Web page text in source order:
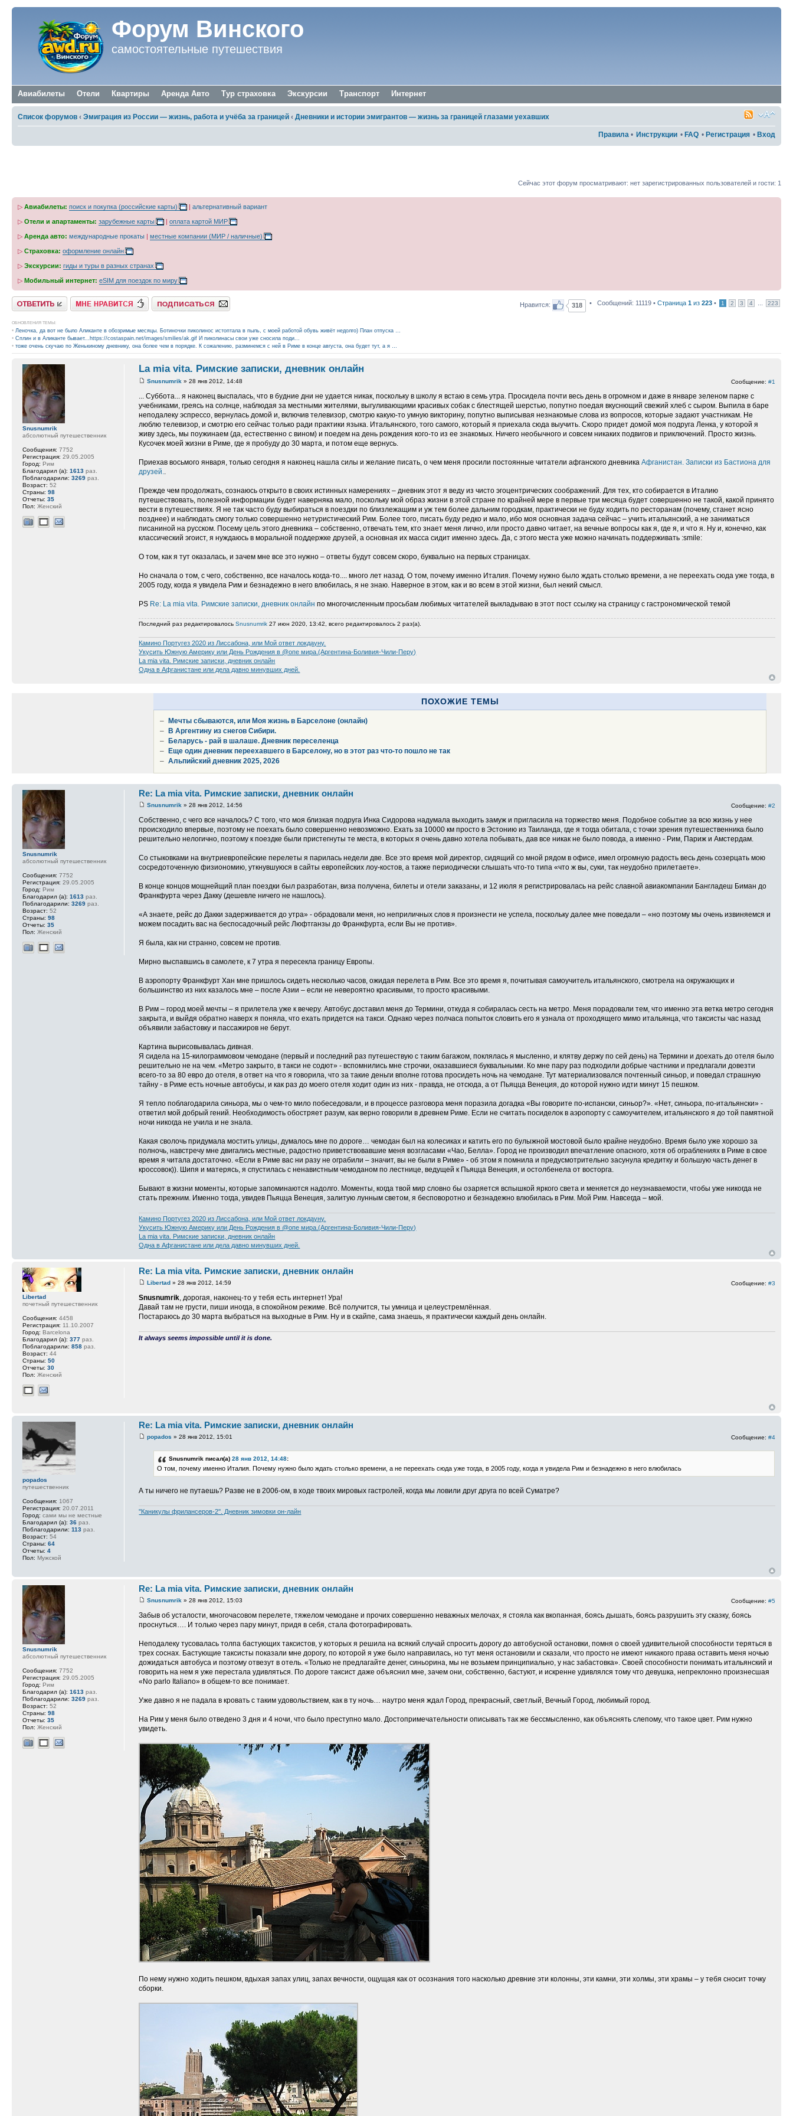
Форум Винского
самостоятельные путешествия
Авиабилеты Отели Квартиры Аренда Авто Тур страховка Экскурсии Транспорт Интернет
Список форумов ‹ Эмиграция из России — жизнь, работа и учёба за границей ‹ Дневники и истории эмигрантов — жизнь за границей глазами уехавших
Правила • Инструкции • FAQ • Регистрация • Вход
Сейчас этот форум просматривают: нет зарегистрированных пользователей и гости: 1
▷ Авиабилеты: поиск и покупка (российские карты) | альтернативный вариант
▷ Отели и апартаменты: зарубежные карты | оплата картой МИР
▷ Аренда авто: международные прокаты | местные компании (МИР / наличные)
▷ Страховка: оформление онлайн
▷ Экскурсии: гиды и туры в разных странах
▷ Мобильный интернет: eSIM для поездок по миру
Ответить Нравится Подписаться на тему
Нравится: 318 • Сообщений: 11119 • Страница 1 из 223 • 1 2 3 4 223
ОБНОВЛЕНИЯ ТЕМЫ:
• Леночка, да вот не было Аликанте в обозримые месяцы. Ботиночки пиколинос истоптала в пыль, с моей работой обувь живёт недолго) План отпуска …
• Сплин и в Аликанте бывает...https://costaspain.net/images/smilies/ak.gif И пиколинасы свои уже сносила поди...
• тоже очень скучаю по Женькиному дневнику, она более чем в порядке. К сожалению, разминемся с ней в Риме в конце августа, она будет тут, а я …
La mia vita. Римские записки, дневник онлайн
Сообщение: #1
Snusnumrik » 28 янв 2012, 14:48
... Суббота... я наконец выспалась, что в будние дни не удается никак, поскольку в школу я встаю в семь утра. Просидела почти весь день в огромном и даже в январе зеленом парке с
учебниками, греясь на солнце, наблюдая за местными жителями, выгуливающими красивых собак с блестящей шерстью, попутно поедая вкуснющий свежий хлеб с сыром. Выпила в баре
неподалеку эспрессо, вернулась домой и, включив телевизор, смотрю какую-то умную викторину, попутно выписывая незнакомые слова из вопросов, которые задают участникам. Не
люблю телевизор, и смотрю его сейчас только ради практики языка. Итальянского, того самого, который я приехала сюда выучить. Скоро придет домой моя подруга Ленка, у которой я
живу здесь, мы поужинаем (да, естественно с вином) и поедем на день рождения кого-то из ее знакомых. Ничего необычного и совсем никаких подвигов и приключений. Просто жизнь.
Кусочек моей жизни в Риме, где я пробуду до 30 марта, и потом еще вернусь.
Приехав восьмого января, только сегодня я наконец нашла силы и желание писать, о чем меня просили постоянные читатели афганского дневникаАфганистан. Записки из Бастиона для
друзей.
Прежде чем продолжать, сознаюсь открыто в своих истинных намерениях – дневник этот я веду из чисто эгоцентрических соображений. Для тех, кто собирается в Италию
путешествовать, полезной информации будет наверняка мало, поскольку мой образ жизни в этой стране по крайней мере в первые три месяца будет совершенно не такой, какой принято
вести в путешествиях. Я не так часто буду выбираться в поездки по близлежащим и уж тем более дальним городкам, практически не буду ходить по ресторанам (почему, станет ясно
позднее) и наблюдать смогу только совершенно нетуристический Рим. Более того, писать буду редко и мало, ибо моя основная задача сейчас – учить итальянский, а не заниматься
писаниной на русском. Посему цель этого дневника – собственно, отвечать тем, кто знает меня лично, или просто давно читает, на вечные вопросы как я, где я, и что я. Ну и, конечно, как
классический эгоист, я нуждаюсь в моральной поддержке друзей, а основная их масса сидит именно здесь. Да, с этого места уже можно начинать поддерживать :smile:
О том, как я тут оказалась, и зачем мне все это нужно – ответы будут совсем скоро, буквально на первых страницах.
Но сначала о том, с чего, собственно, все началось когда-то.... много лет назад. О том, почему именно Италия. Почему нужно было ждать столько времени, а не переехать сюда уже тогда, в
2005 году, когда я увидела Рим и безнадежно в него влюбилась, я не знаю. Наверное в этом, как и во всем в этой жизни, был некий смысл.
PS Re: La mia vita. Римские записки, дневник онлайн по многочисленным просьбам любимых читателей выкладываю в этот пост ссылку на страницу с гастрономической темой
Последний раз редактировалосьSnusnumrik 27 июн 2020, 13:42, всего редактировалось 2 раз(а).
Камино Португез 2020 из Лиссабона, или Мой ответ локдауну.
Укусить Южную Америку или День Рождения в @опе мира.(Аргентина-Боливия-Чили-Перу)
La mia vita. Римские записки, дневник онлайн
Одна в Афганистане или дела давно минувших дней.
Snusnumrik
абсолютный путешественник
Сообщения: 7752
Регистрация: 29.05.2005
Город: Рим
Благодарил (а): 1613 раз.
Поблагодарили: 3269 раз.
Возраст: 52
Страны: 98
Отчеты: 35
Пол: Женский
ПОХОЖИЕ ТЕМЫ
–
Мечты сбываются, или Моя жизнь в Барселоне (онлайн)
–
В Аргентину из снегов Сибири.
–
Беларусь - рай в шалаше. Дневник переселенца
–
Еще один дневник переехавшего в Барселону, но в этот раз что-то пошло не так
– Альпийский дневник 2025, 2026
Re: La mia vita. Римские записки, дневник онлайн
Сообщение: #2
Snusnumrik » 28 янв 2012, 14:56
Собственно, с чего все началось? С того, что моя близкая подруга Инка Сидорова надумала выходить замуж и пригласила на торжество меня. Подобное событие за всю жизнь у нее
происходило впервые, поэтому не поехать было совершенно невозможно. Ехать за 10000 км просто в Эстонию из Таиланда, где я тогда обитала, c точки зрения путешественника было
решительно нелогично, поэтому к поездке были пристегнуты те места, в которых я очень давно хотела побывать, дав все никак не было повода, а именно - Рим, Париж и Амстердам.
Со стыковками на внутриевропейские перелеты я парилась недели две. Все это время мой директор, сидящий со мной рядом в офисе, имел огромную радость весь день созерцать мою
сосредоточенную физиономию, уткнувшуюся в сайты европейских лоу-костов, а также периодически слышать что-то типа «что ж вы, суки, так неудобно прилетаете».
В конце концов мощнейщий план поездки был разработан, виза получена, билеты и отели заказаны, и 12 июля я регистрировалась на рейс славной авиакомпании Бангладеш Биман до
Франкфурта через Дакку (дешевле ничего не нашлось).
«А знаете, рейс до Дакки задерживается до утра» - обрадовали меня, но неприличных слов я произнести не успела, поскольку далее мне поведали – «но поэтому мы очень извиняемся и
можем посадить вас на беспосадочный рейс Люфтганзы до Франкфурта, если Вы не против».
Я была, как ни странно, совсем не против.
Мирно выспавшись в самолете, к 7 утра я пересекла границу Европы.
В аэропорту Франкфурт Хан мне пришлось сидеть несколько часов, ожидая перелета в Рим. Все это время я, почитывая самоучитель итальянского, смотрела на окружающих и
большинство из них казалось мне – после Азии – если не невероятно красивыми, то просто красивыми.
В Рим – город моей мечты – я прилетела уже к вечеру. Автобус доставил меня до Термини, откуда я собиралась сесть на метро. Меня порадовали тем, что именно эта ветка метро сегодня
закрыта, и выйдя обратно наверх я поняла, что ехать придется на такси. Однако через полчаса попыток словить его я узнала от проходящего мимо итальянца, что таксисты час назад
объявили забастовку и пассажиров не берут.
Картина вырисовывалась дивная.
Я сидела на 15-килограммовом чемодане (первый и последний раз путешествую с таким багажом, поклялась я мысленно, и клятву держу по сей день) на Термини и доехать до отеля было
решительно не на чем. «Метро закрыто, в такси не содют» - вспомнились мне строчки, оказавшиеся буквальными. Ко мне пару раз подходили добрые частники и предлагали довезти
всего-то за 80 евро до отеля, в ответ на что я говорила, что за такие деньги вполне готова просидеть ночь на чемодане. Тут материализовался почтенный синьор, и поведал страшную
тайну - в Риме есть ночные автобусы, и как раз до моего отеля ходит один из них - правда, не отсюда, а от Пьяцца Венеция, до которой нужно идти минут 15 пешком.
Я тепло поблагодарила синьора, мы о чем-то мило побеседовали, и в процессе разговора меня поразила догадка «Вы говорите по-испански, синьор?». «Нет, синьора, по-итальянски» -
ответил мой добрый гений. Необходимость обостряет разум, как верно говорили в древнем Риме. Если не считать посиделок в аэропорту с самоучителем, итальянского я до той памятной
ночи никогда не учила и не знала.
Какая сволочь придумала мостить улицы, думалось мне по дороге… чемодан был на колесиках и катить его по булыжной мостовой было крайне неудобно. Время было уже хорошо за
полночь, навстречу мне двигались местные, радостно приветствовавшие меня возгласами «Чао, Белла». Город не производил впечатление опасного, хотя об ограблениях в Риме в свое
время я читала достаточно. «Если в Риме вас ни разу не ограбили – значит, вы не были в Риме» - об этом я помнила и предусмотрительно засунула кредитку и большую часть денег в
кроссовок)). Шипя и матерясь, я спустилась с ненавистным чемоданом по лестнице, ведущей к Пьяцца Венеция, и остолбенела от восторга.
Бывают в жизни моменты, которые запоминаются надолго. Моменты, когда твой мир словно бы озаряется вспышкой яркого света и меняется до неузнаваемости, чтобы уже никогда не
стать прежним. Именно тогда, увидев Пьяцца Венеция, залитую лунным светом, я бесповоротно и безнадежно влюбилась в Рим. Мой Рим. Навсегда – мой.
Камино Португез 2020 из Лиссабона, или Мой ответ локдауну.
Укусить Южную Америку или День Рождения в @опе мира.(Аргентина-Боливия-Чили-Перу)
La mia vita. Римские записки, дневник онлайн
Одна в Афганистане или дела давно минувших дней.
Snusnumrik
абсолютный путешественник
Сообщения: 7752
Регистрация: 29.05.2005
Город: Рим
Благодарил (а): 1613 раз.
Поблагодарили: 3269 раз.
Возраст: 52
Страны: 98
Отчеты: 35
Пол: Женский
Re: La mia vita. Римские записки, дневник онлайн
Сообщение: #3
Libertad » 28 янв 2012, 14:59
Snusnumrik, дорогая, наконец-то у тебя есть интернет! Ура!
Давай там не грусти, пиши иногда, в спокойном режиме. Всё получится, ты умница и целеустремлённая.
Постараюсь до 30 марта выбраться на выходные в Рим. Ну и в скайпе, сама знаешь, я практически каждый день онлайн.
It always seems impossible until it is done.
Libertad
почетный путешественник
Сообщения: 4458
Регистрация: 11.10.2007
Город: Barcelona
Благодарил (а): 377 раз.
Поблагодарили: 858 раз.
Возраст: 44
Страны: 50
Отчеты: 30
Пол: Женский
Re: La mia vita. Римские записки, дневник онлайн
Сообщение: #4
popados » 28 янв 2012, 15:01
Snusnumrik писал(а)28 янв 2012, 14:48:
О том, почему именно Италия. Почему нужно было ждать столько времени, а не переехать сюда уже тогда, в 2005 году, когда я увидела Рим и безнадежно в него влюбилась
А ты ничего не путаешь? Разве не в 2006-ом, в ходе твоих мировых гастролей, когда мы ловили друг друга по всей Суматре?
''Каникулы фрилансеров-2''. Дневник зимовки он-лайн
popados
путешественник
Сообщения: 1067
Регистрация: 20.07.2011
Город: сами мы не местные
Благодарил (а): 36 раз.
Поблагодарили: 113 раз.
Возраст: 54
Страны: 64
Отчеты: 4
Пол: Мужской
Re: La mia vita. Римские записки, дневник онлайн
Сообщение: #5
Snusnumrik » 28 янв 2012, 15:03
Забыв об усталости, многочасовом перелете, тяжелом чемодане и прочих совершенно неважных мелочах, я стояла как вкопанная, боясь дышать, боясь разрушить эту сказку, боясь
проснуться…. И только через пару минут, придя в себя, стала фотографировать.
Неподалеку тусовалась толпа бастующих таксистов, у которых я решила на всякий случай спросить дорогу до автобусной остановки, помня о своей удивительной способности теряться в
трех соснах. Бастующие таксисты показали мне дорогу, по которой я уже было направилась, но тут меня остановили и сказали, что просто не имеют никакого права оставить меня ночью
дожидаться автобуса и поэтому отвезут в отель. «Только не предлагайте денег, синьорина, мы не возьмем принципиально, у нас забастовка». Своей способности понимать итальянский и
говорить на нем я уже перестала удивляться. По дороге таксист даже объяснил мне, зачем они, собственно, бастуют, и искренне удивлялся тому что девушка, непреклонно произнесшая
«No parlo Italiano» в общем-то все понимает.
Уже давно я не падала в кровать с таким удовольствием, как в ту ночь… наутро меня ждал Город, прекрасный, светлый, Вечный Город, любимый город.
На Рим у меня было отведено 3 дня и 4 ночи, что было преступно мало. Достопримечательности описывать так же бессмысленно, как объяснять слепому, что такое цвет. Рим нужно
увидеть.
По нему нужно ходить пешком, вдыхая запах улиц, запах вечности, ощущая как от осознания того насколько древние эти колонны, эти камни, эти холмы, эти храмы – у тебя сносит точку
сборки.
Snusnumrik
абсолютный путешественник
Сообщения: 7752
Регистрация: 29.05.2005
Город: Рим
Благодарил (а): 1613 раз.
Поблагодарили: 3269 раз.
Возраст: 52
Страны: 98
Отчеты: 35
Пол: Женский